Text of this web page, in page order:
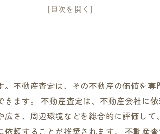
で後悔したくないなら、事前に不動産査
ション売却で最高額を狙うなら、相場調
不動産査定は、その不動産の価値を
ます。 不動産査定は、不動産会社に
さ、周辺環境などを総合的に評価し
頼することが推奨されます。 不動産